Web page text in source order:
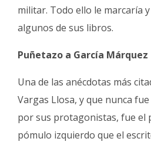
militar. Todo ello le marcaría
algunos de sus libros.
Puñetazo a García Márquez
Una de las anécdotas más
Vargas Llosa, y que nunca
por sus protagonistas, fue el
pómulo izquierdo que el